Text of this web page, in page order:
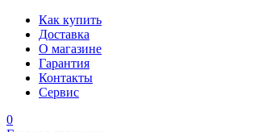
Как купить
Доставка
О магазине
Гарантия
Контакты
Сервис
0